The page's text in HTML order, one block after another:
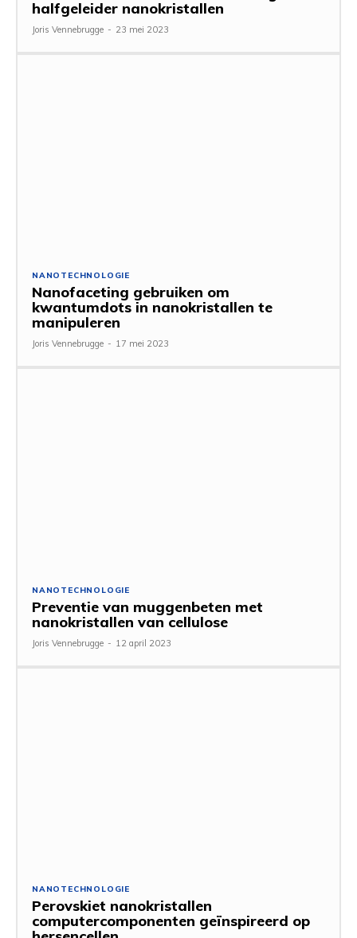
halfgeleider nanokristallen
Joris Vennebrugge - 23 mei 2023
NANOTECHNOLOGIE
Nanofaceting gebruiken om
kwantumdots in nanokristallen te
manipuleren
Joris Vennebrugge - 17 mei 2023
NANOTECHNOLOGIE
Preventie van muggenbeten met
nanokristallen van cellulose
Joris Vennebrugge - 12 april 2023
NANOTECHNOLOGIE
Perovskiet nanokristallen
computercomponenten geïnspireerd op